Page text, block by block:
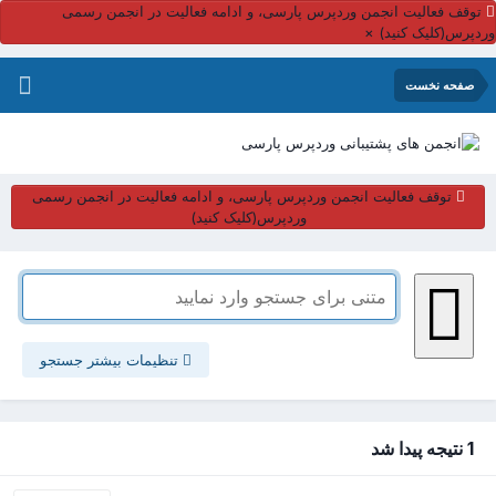
توقف فعالیت انجمن وردپرس پارسی، و ادامه فعالیت در انجمن رسمی
وردپرس(کلیک کنید) ×
صفحه نخست
توقف فعالیت انجمن وردپرس پارسی، و ادامه فعالیت در انجمن رسمی
وردپرس(کلیک کنید)
تنظیمات بیشتر جستجو
1 نتیجه پیدا شد